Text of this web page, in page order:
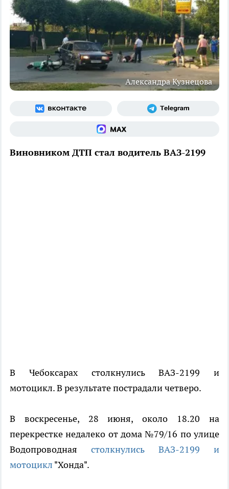
Александра Кузнецова
Виновником ДТП стал водитель ВАЗ-2199
В Чебоксарах столкнулись ВАЗ-2199 и
мотоцикл. В результате пострадали четверо.
В воскресенье, 28 июня, около 18.20 на
перекрестке недалеко от дома №79/16 по улице
Водопроводная столкнулись ВАЗ-2199 и
мотоцикл "Хонда".